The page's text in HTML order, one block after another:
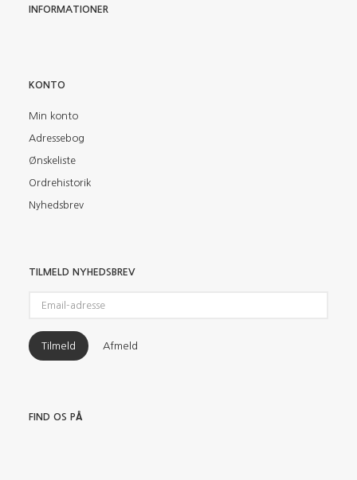
INFORMATIONER
KONTO
Min konto
Adressebog
Ønskeliste
Ordrehistorik
Nyhedsbrev
TILMELD NYHEDSBREV
adresse
Tilmeld Afmeld
FIND OS PÅ